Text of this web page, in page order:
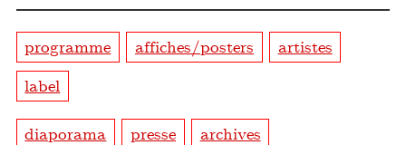
programme affiches/posters
artistes
label
diaporama presse archives